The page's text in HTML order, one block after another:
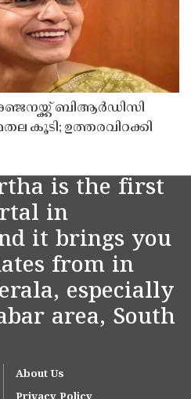
ബിആർഡിസി
കൂടി; ഉത്തരവിറക്കി
is the first
in
it brings you
from in
especially
area, South
About Us